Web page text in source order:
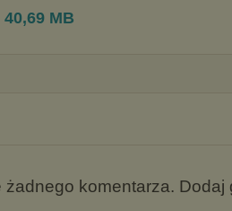
40,69 MB
żadnego komentarza. Dodaj